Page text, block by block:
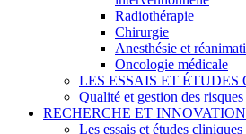
Radiothérapie
Chirurgie
Anesthésie et
Oncologie médicale
LES ESSAIS ET ÉTUDES
Qualité et gestion des risques
RECHERCHE ET INNOVATION
Les essais et études cliniques